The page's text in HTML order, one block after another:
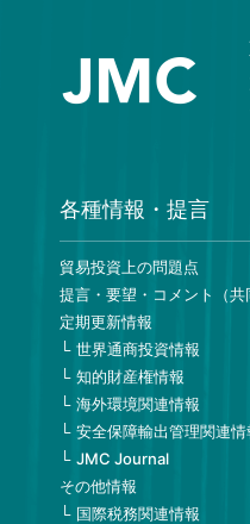
各種情報・提言
貿易投資上の問題点
提言・要望・コメント（共
定期更新情報
世界通商投資情報
知的財産権情報
海外環境関連情報
安全保障輸出管理関連情
JMC Journal
その他情報
国際税務関連情報